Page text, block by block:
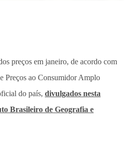
preços em janeiro, de acordo com
Preços ao Consumidor Amplo
do país, divulgados nesta
Brasileiro de Geografia e